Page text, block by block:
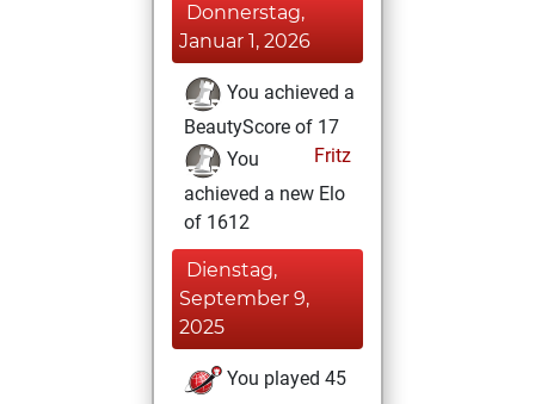
Donnerstag,
Januar 1, 2026
You achieved a
BeautyScore of 17
Fritz
You
achieved a new Elo
of 1612
Dienstag,
September 9,
2025
You played 45